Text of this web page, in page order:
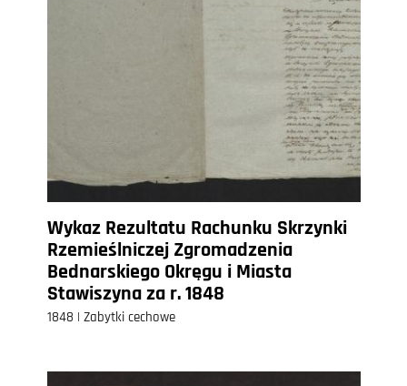
Wykaz Rezultatu Rachunku Skrzynki
Rzemieślniczej Zgromadzenia
Bednarskiego Okręgu i Miasta
Stawiszyna za r. 1848
1848 | Zabytki cechowe